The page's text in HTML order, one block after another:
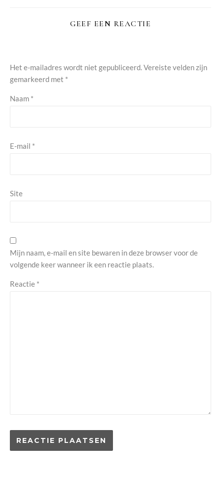
GEEF EEN REACTIE
Het e-mailadres wordt niet gepubliceerd.Vereiste velden zijn
gemarkeerd met *
Naam *
E-mail *
Site
Mijn naam, e-mail en site bewaren in deze browser voor de
volgende keer wanneer ik een reactie plaats.
Reactie *